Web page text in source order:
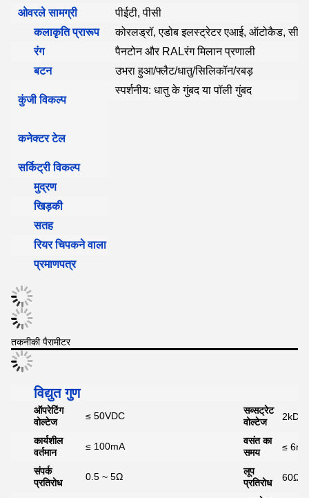
ओवरले सामग्री
पीईटी, पीसी
कलाकृति प्रारूप
कोरलड्रॉ, एडोब इलस्ट्रेटर एआई, ऑटोकैड,
रंग
पैनटोन और RALरंग मिलान प्रणाली
बटन
उभरा हुआ/फ्लैट/धातु/सिलिकॉन/रबड़
कुंजी विकल्प
स्पर्शनीय: धातु के गुंबद या पॉली गुंबद
कनेक्टर टेल
सर्किट्री विकल्प
मुद्रण
खिड़की
सतह
रियर चिपकने वाला
प्रमाणपत्र
तकनीकी पैरामीटर
विद्युत गुण
ऑपरेटिंग
वोल्टेज
≤ 50VDC
सब्सट्रेट
वोल्टेज
कार्यशील
वर्तमान
≤ 100mA
वसंत का
समय
≤ 6ms
संपर्क
प्रतिरोध
0.5 ~ 5Ω
लूप
प्रतिरोध
60Ω